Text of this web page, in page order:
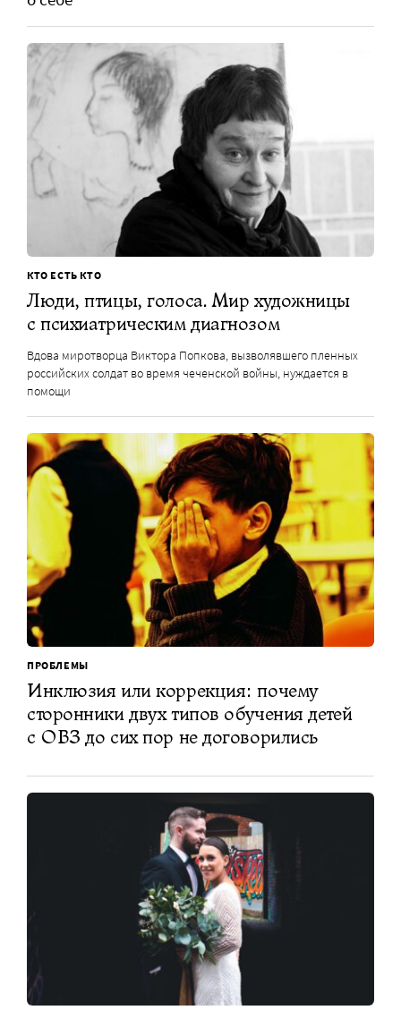
КТО ЕСТЬ КТО
Люди, птицы, голоса. Мир художницы
с психиатрическим диагнозом
Вдова миротворца Виктора Попкова, вызволявшего пленных
российских солдат во время чеченской войны, нуждается в
помощи
ПРОБЛЕМЫ
Инклюзия или коррекция: почему
сторонники двух типов обучения детей
с ОВЗ до сих пор не договорились